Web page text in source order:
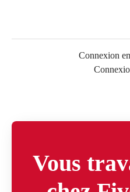
Connexion
Vous